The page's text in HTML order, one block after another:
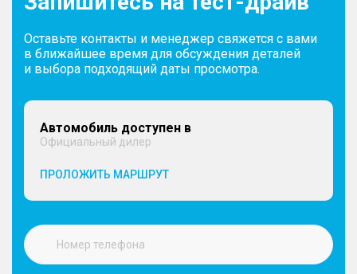
Оставьте контакты и менеджер свяжется с вами
в ближайшее время для обсуждения деталей
и выбора подходящий даты просмотра.
Автомобиль доступен в
Официальный дилер
ПРОЛОЖИТЬ МАРШРУТ